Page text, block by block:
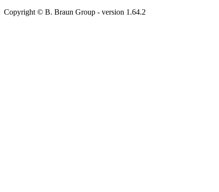
Copyright © B. Braun Group - version 1.64.2